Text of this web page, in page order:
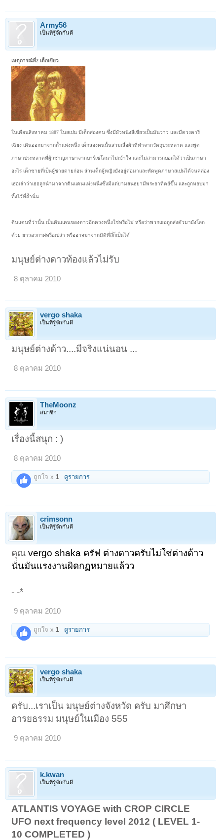
Army56
เป็นที่รู้จักกันดี
เหตุการณ์ที่2 เด็กเขียว
ในเดือนสิงหาคม 1887 ในสเปน มีเด็กสองคน ซึ่งมีผัวหนังสีเขียวเป็นมันวาว และมีดวงตารี
เฉียง เดินออกมาจากถ้ำแห่งหนึ่ง เด็กสองคนนั้นสวมเสื้อผ้าที่ทำจากวัตถุประหลาด และพูด
ภาษาประหลาดที่ผู้วชาญภาษาจากบาร์เซโลนาไม่เข้าใจ และไม่สามารถบอกได้ว่าเป็นภาษา
อะไร เด็กชายที่เป็นผู้ชายตายก่อน ส่วนเด็กผู้หญิงยังอยู่ต่อมาและหัดพูดภาษาสเปนได้จนคล่อง
เธอเล่าว่าเธอถูกนำมาจากดินแดนแห่งหนึ่งซึ่งมีแต่ยามสนธยามีพระอาทิตย์ขึ้น และถูกหอบมา
ทิ้งไว้ที่ถ้ำนั่น
ดินแดนที่ว่านั้น เป็นดินแดนของดาวอีกดวงหนึ่งใช่หรือไม่ หรือว่าพวกเธอถูกส่งตัวมายังโลก
ด้วย ยาวอวกาศหรือเปล่า หรืออาจมาจากมิติที่สี่ก็เป็นได้
มนุษย์ต่างดาวท้องแล้วไม่รับ
8 ตุลาคม 2010
vergo shaka
เป็นที่รู้จักกันดี
มนุษย์ต่างด้าว....มีจริงแน่นอน ...
8 ตุลาคม 2010
TheMoonz
สมาชิก
เรื่องนี้สนุก : )
8 ตุลาคม 2010
ถูกใจ x 1 ดูรายการ
crimsonn
เป็นที่รู้จักกันดี
คุณvergo shaka ครัฟ ต่างดาวครับไม่ใช่ต่างด้าว
นั่นมันแรงงานผิดกฏหมายแล้วว
- -*
9 ตุลาคม 2010
ถูกใจ x 1 ดูรายการ
vergo shaka
เป็นที่รู้จักกันดี
ครับ...เราเป็น มนุษย์ต่างจังหวัด ครับ มาศึกษา
อารยธรรม มนุษย์ในเมือง 555
9 ตุลาคม 2010
k.kwan
เป็นที่รู้จักกันดี
ATLANTIS VOYAGE with CROP CIRCLE
UFO next frequency level 2012 ( LEVEL 1-
10 COMPLETED )